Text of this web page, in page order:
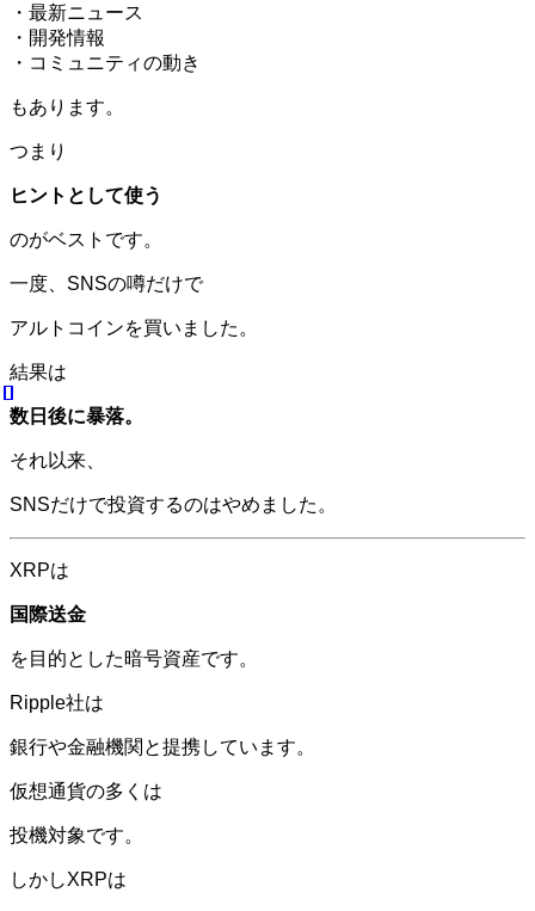
・最新ニュース
・開発情報
・コミュニティの動き
もあります。
つまり
ヒントとして使う
のがベストです。
一度、SNSの噂だけで
アルトコインを買いました。
結果は
数日後に暴落。
それ以来、
SNSだけで投資するのはやめました。
XRPは
国際送金
を目的とした暗号資産です。
Ripple社は
銀行や金融機関と提携しています。
仮想通貨の多くは
投機対象です。
しかしXRPは